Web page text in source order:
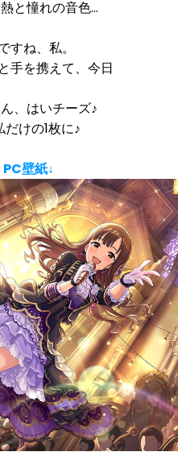
と憧れの音色…
すね、私。
手を携えて、今日
、はいチーズ♪
けの1枚に♪
壁紙↓